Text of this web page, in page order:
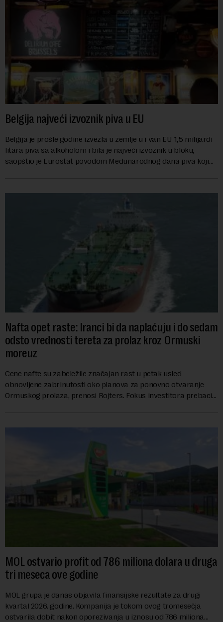
Belgija najveći izvoznik piva u EU
Belgija je prošle godine izvezla u zemlje u i van EU 1,5 milijardi
litara piva sa alkoholom i bila je najveći izvoznik u bloku,
saopštio je Eurostat povodom Međunarodnog dana piva koji
Nafta opet raste: Iranci bi da naplaćuju i do sedam
odsto vrednosti tereta za prolaz kroz Ormuski
moreuz
Cene nafte su zabeležile značajan rast u petak usled
obnovljene zabrinutosti oko planova za ponovno otvaranje
Ormuskog prolaza, prenosi Rojters. Fokus investitora prebacio
MOL ostvario profit od 786 miliona dolara u druga
tri meseca ove godine
MOL grupa je danas objavila finansijske rezultate za drugi
kvartal 2026. godine. Kompanija je tokom ovog tromesečja
ostvarila dobit nakon oporezivanja u iznosu od 786 miliona